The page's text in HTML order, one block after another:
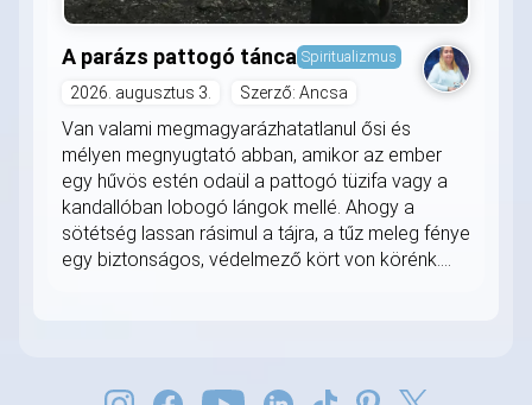
A parázs pattogó tánca Spiritualizmus
2026. augusztus 3. Szerző: Ancsa
Van valami megmagyarázhatatlanul ősi és
mélyen megnyugtató abban, amikor az ember
egy hűvös estén odaül a pattogó tüzifa vagy a
kandallóban lobogó lángok mellé. Ahogy a
sötétség lassan rásimul a tájra, a tűz meleg fénye
egy biztonságos, védelmező kört von körénk....